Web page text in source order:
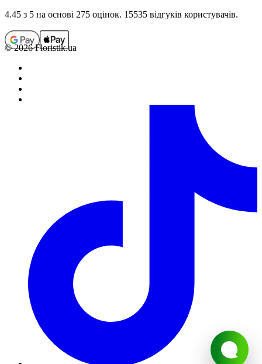
4.45 з 5 на основi 275 оцiнок. 15535 відгуків користувачiв.
© 2026 Floristik.ua